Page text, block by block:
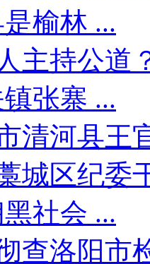
榆林 ...
主持公道
张寨 ...
清河县王
城区纪委
社会 ...
查洛阳市